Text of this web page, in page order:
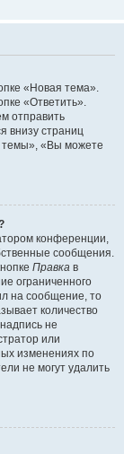
«Новая тема».
«Ответить».
отправить
внизу страниц
«Вы можете
конференции,
сообщения.
Правка в
ограниченного
на сообщение, то
количество
не
или
изменениях по
не могут удалить